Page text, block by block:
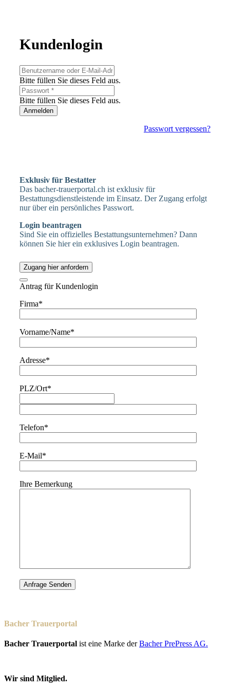
Kundenlogin
Bitte füllen Sie dieses Feld aus.
Bitte füllen Sie dieses Feld aus.
Anmelden
Passwort vergessen?
Exklusiv für Bestatter
Das bacher-trauerportal.ch ist exklusiv für
Bestattungsdienstleistende im Einsatz. Der Zugang erfolgt
nur über ein persönliches Passwort.
Login beantragen
Sind Sie ein offizielles Bestattungsunternehmen? Dann
können Sie hier ein exklusives Login beantragen.
Zugang hier anfordern
Antrag für Kundenlogin
Firma*
Vorname/Name*
Adresse*
PLZ/Ort*
Telefon*
E-Mail*
Ihre Bemerkung
Bacher Trauerportal
Bacher Trauerportal ist eine Marke derBacher PrePress AG.
Wir sind Mitglied.